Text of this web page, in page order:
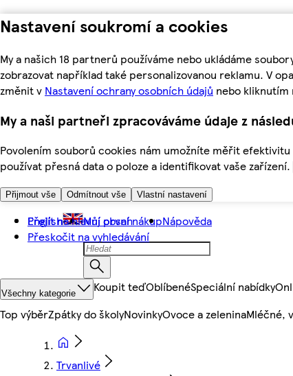
Nastavení soukromí a cookies
My a našich 18 partnerů používáme nebo ukládáme
zobrazovat například také personalizovanou reklamu. V
změnit v Nastavení ochrany osobních údajů nebo kliknutím
My a naši partneři zpracováváme údaje z
Povolením souborů cookies nám umožníte měřit
používat přesná data o poloze a identifikovat vaše zařízení.
Přijmout vše Odmítnout vše Vlastní nastavení
Přejít na hlavní obsah
Přeskočit na vyhledávání
English Můj první nákupNápověda
Všechny kategorie Koupit teďOblíbenéSpeciální nabídky
Top výběrZpátky do školyNovinkyOvoce a zeleninaMléčné,
Trvanlivé